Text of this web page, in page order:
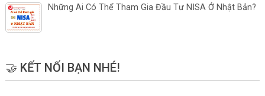
Những Ai Có Thể Tham Gia Đầu Tư NISA Ở Nhật Bản?
🤝 KẾT NỐI BẠN NHÉ!